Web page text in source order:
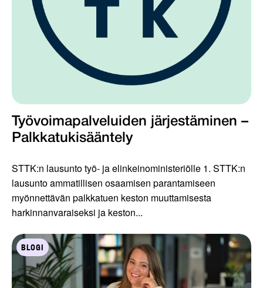
Työvoimapalveluiden järjestäminen –
Palkkatukisääntely
STTK:n lausunto työ- ja elinkeinoministeriölle 1. STTK:n
lausunto ammatillisen osaamisen parantamiseen
myönnettävän palkkatuen keston muuttamisesta
harkinnanvaraiseksi ja keston...
BLOGI